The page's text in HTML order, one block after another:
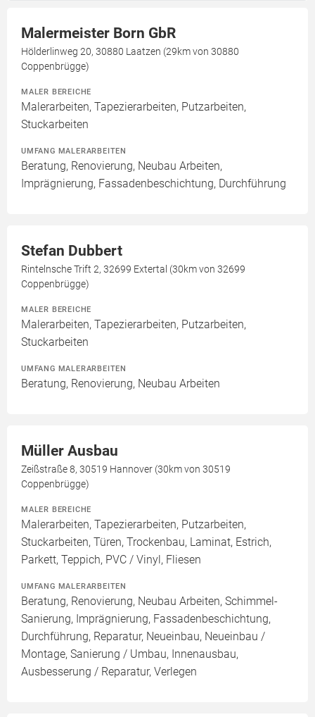
Malermeister Born GbR
Hölderlinweg 20, 30880 Laatzen (29km von 30880
Coppenbrügge)
MALER BEREICHE
Malerarbeiten, Tapezierarbeiten, Putzarbeiten,
Stuckarbeiten
UMFANG MALERARBEITEN
Beratung, Renovierung, Neubau Arbeiten,
Imprägnierung, Fassadenbeschichtung, Durchführung
Stefan Dubbert
Rintelnsche Trift 2, 32699 Extertal (30km von 32699
Coppenbrügge)
MALER BEREICHE
Malerarbeiten, Tapezierarbeiten, Putzarbeiten,
Stuckarbeiten
UMFANG MALERARBEITEN
Beratung, Renovierung, Neubau Arbeiten
Müller Ausbau
Zeißstraße 8, 30519 Hannover (30km von 30519
Coppenbrügge)
MALER BEREICHE
Malerarbeiten, Tapezierarbeiten, Putzarbeiten,
Stuckarbeiten, Türen, Trockenbau, Laminat, Estrich,
Parkett, Teppich, PVC / Vinyl, Fliesen
UMFANG MALERARBEITEN
Beratung, Renovierung, Neubau Arbeiten, Schimmel-
Sanierung, Imprägnierung, Fassadenbeschichtung,
Durchführung, Reparatur, Neueinbau, Neueinbau /
Montage, Sanierung / Umbau, Innenausbau,
Ausbesserung / Reparatur, Verlegen